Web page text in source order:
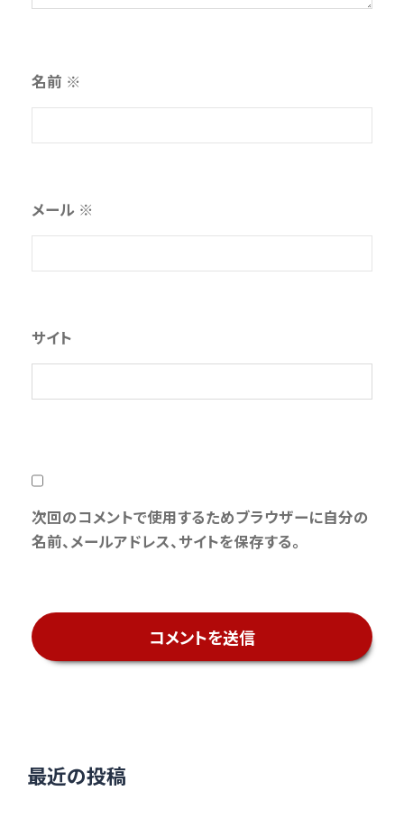
名前 ※
メール ※
サイト
次回のコメントで使用するためブラウザーに自分の
名前、メールアドレス、サイトを保存する。
最近の投稿